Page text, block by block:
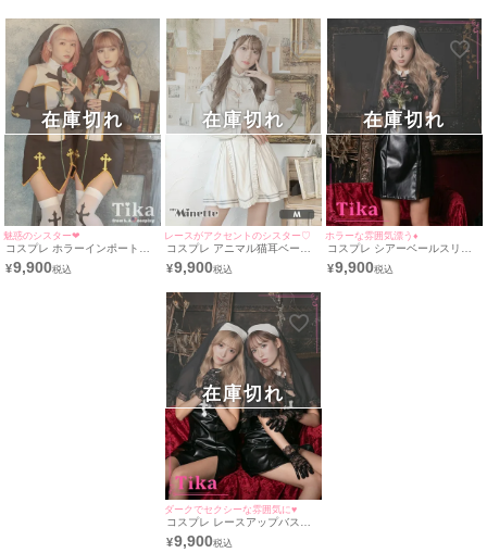
魅惑のシスター❤︎
コスプレ ホラーインポート個
性ツインシスターセクシー [4
点セット] (ワンピース/ベール/
¥9,900
在庫切れ
レースがアクセントのシスター♡
コスプレ アニマル猫耳ベール
レース体型カバーフレアスカー
ト長袖ガーリーホラーシスター
襟/コルセット/ベール)
¥9,900
在庫切れ
ホラーな雰囲気漂う♦
コスプレ シアーベールスリッ
ト入りレザータイトミニガーリ
ーシスター [3点セット] (ワンピ
¥9,900
在庫切れ
ダークでセクシーな雰囲気に♥
コスプレ レースアップバスト
フェイクレザーホラーガーリー
ペアシスター [3点セット] (ワン
¥9,900
在庫切れ